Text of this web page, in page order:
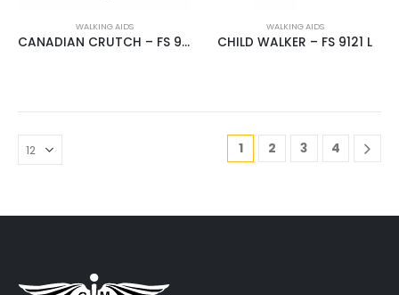
WALKING AIDS
CANADIAN CRUTCH – FS 937
WALKING AIDS
CHILD WALKER – FS 9121 L
1 2 3 4